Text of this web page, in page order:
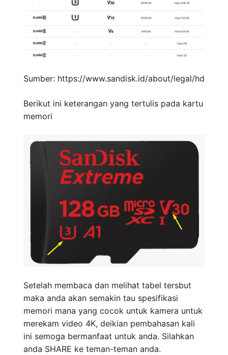
Sumber: https://www.sandisk.id/about/legal/hd
Berikut ini keterangan yang tertulis pada kartu
memori
Setelah membaca dan melihat tabel tersbut
maka anda akan semakin tau spesifikasi
memori mana yang cocok untuk kamera untuk
merekam video 4K, deikian pembahasan kali
ini semoga bermanfaat untuk anda. Silahkan
anda SHARE ke teman-teman anda.